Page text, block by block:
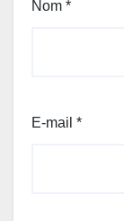
Nom *
E-mail *